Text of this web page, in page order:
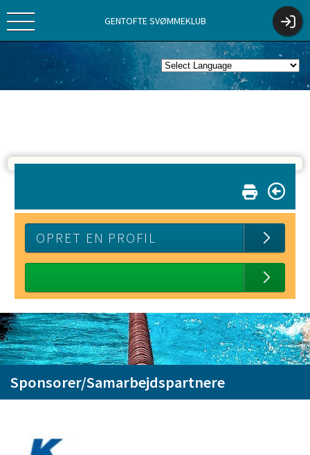
GENTOFTE SVØMMEKLUB
OPRET EN PROFIL
Sponsorer/Samarbejdspartnere